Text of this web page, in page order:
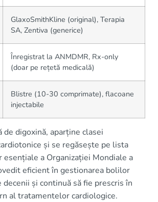
GlaxoSmithKline (original), Terapia
SA, Zentiva (generice)
Înregistrat la ANMDMR, Rx-only
(doar pe rețetă medicală)
Blistre (10-30 comprimate), flacoane
injectabile
de digoxină, aparține clasei
și se regăsește pe lista
esențiale a Organizației Mondiale a
eficient în gestionarea bolilor
decenii și continuă să fie prescris în
al tratamentelor cardiologice.